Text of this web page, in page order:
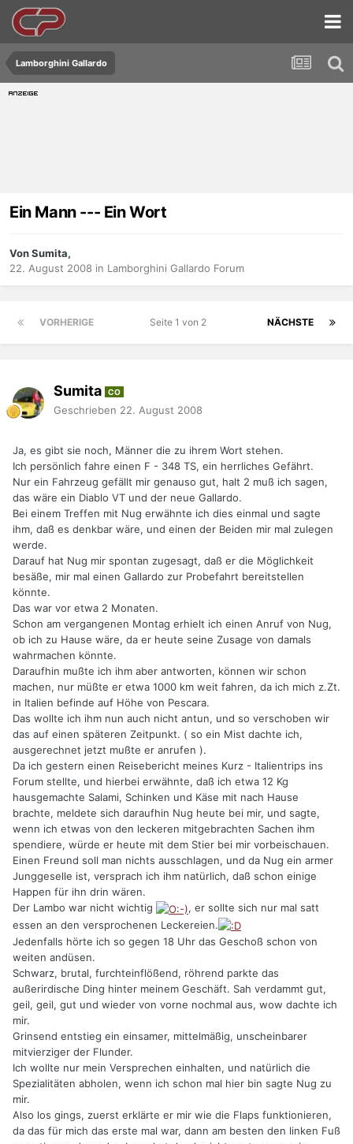
Lamborghini Gallardo
Ein Mann --- Ein Wort
Von Sumita,
22. August 2008 in Lamborghini Gallardo Forum
VORHERIGE NÄCHSTE
Seite 1 von 2
Sumita CO
Geschrieben 22. August 2008
Ja, es gibt sie noch, Männer die zu ihrem Wort stehen.
Ich persönlich fahre einen F - 348 TS, ein herrliches Gefährt.
Nur ein Fahrzeug gefällt mir genauso gut, halt 2 muß ich sagen,
das wäre ein Diablo VT und der neue Gallardo.
Bei einem Treffen mit Nug erwähnte ich dies einmal und sagte
ihm, daß es denkbar wäre, und einen der Beiden mir mal zulegen
werde.
Darauf hat Nug mir spontan zugesagt, daß er die Möglichkeit
besäße, mir mal einen Gallardo zur Probefahrt bereitstellen
könnte.
Das war vor etwa 2 Monaten.
Schon am vergangenen Montag erhielt ich einen Anruf von Nug,
ob ich zu Hause wäre, da er heute seine Zusage von damals
wahrmachen könnte.
Daraufhin mußte ich ihm aber antworten, können wir schon
machen, nur müßte er etwa 1000 km weit fahren, da ich mich z.Zt.
in Italien befinde auf Höhe von Pescara.
Das wollte ich ihm nun auch nicht antun, und so verschoben wir
das auf einen späteren Zeitpunkt. ( so ein Mist dachte ich,
ausgerechnet jetzt mußte er anrufen ).
Da ich gestern einen Reisebericht meines Kurz - Italientrips ins
Forum stellte, und hierbei erwähnte, daß ich etwa 12 Kg
hausgemachte Salami, Schinken und Käse mit nach Hause
brachte, meldete sich daraufhin Nug heute bei mir, und sagte,
wenn ich etwas von den leckeren mitgebrachten Sachen ihm
spendiere, würde er heute mit dem Stier bei mir vorbeischauen.
Einen Freund soll man nichts ausschlagen, und da Nug ein armer
Junggeselle ist, versprach ich ihm natürlich, daß schon einige
Happen für ihn drin wären.
Der Lambo war nicht wichtig
, er sollte sich nur mal satt
essen an den versprochenen Leckereien.
Jedenfalls hörte ich so gegen 18 Uhr das Geschoß schon von
weiten andüsen.
Schwarz, brutal, furchteinflößend, röhrend parkte das
außerirdische Ding hinter meinem Geschäft. Sah verdammt gut,
geil, geil, gut und wieder von vorne nochmal aus, wow dachte ich
mir.
Grinsend entstieg ein einsamer, mittelmäßig, unscheinbarer
mitvierziger der Flunder.
Ich wollte nur mein Versprechen einhalten, und natürlich die
Spezialitäten abholen, wenn ich schon mal hier bin sagte Nug zu
mir.
Also los gings, zuerst erklärte er mir wie die Flaps funktionieren,
da das für mich das erste mal war, dann am besten den linken Fuß